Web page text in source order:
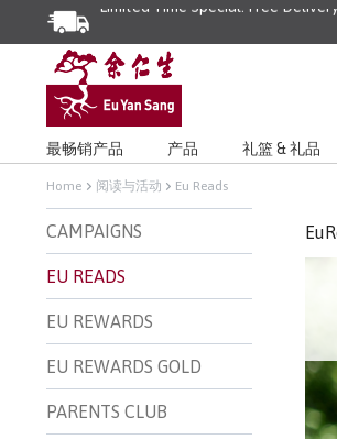
最畅销产品 产品 礼篮 & 礼品
Home 阅读与活动 Eu Reads
CAMPAIGNS
EU READS
EU REWARDS
EU REWARDS GOLD
PARENTS CLUB